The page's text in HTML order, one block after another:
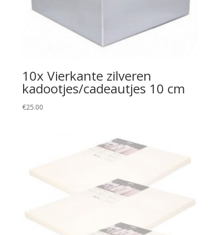
10x Vierkante zilveren
kadootjes/cadeautjes 10 cm
€25.00